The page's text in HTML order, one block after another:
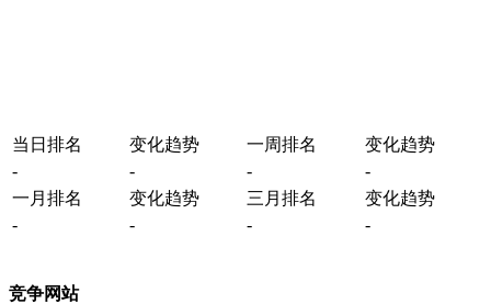
当日排名 变化趋势 一周排名
变化趋势
-
- -
-
一月排名
变化趋势 三月排名
变化趋势
-
- - -
竞争网站